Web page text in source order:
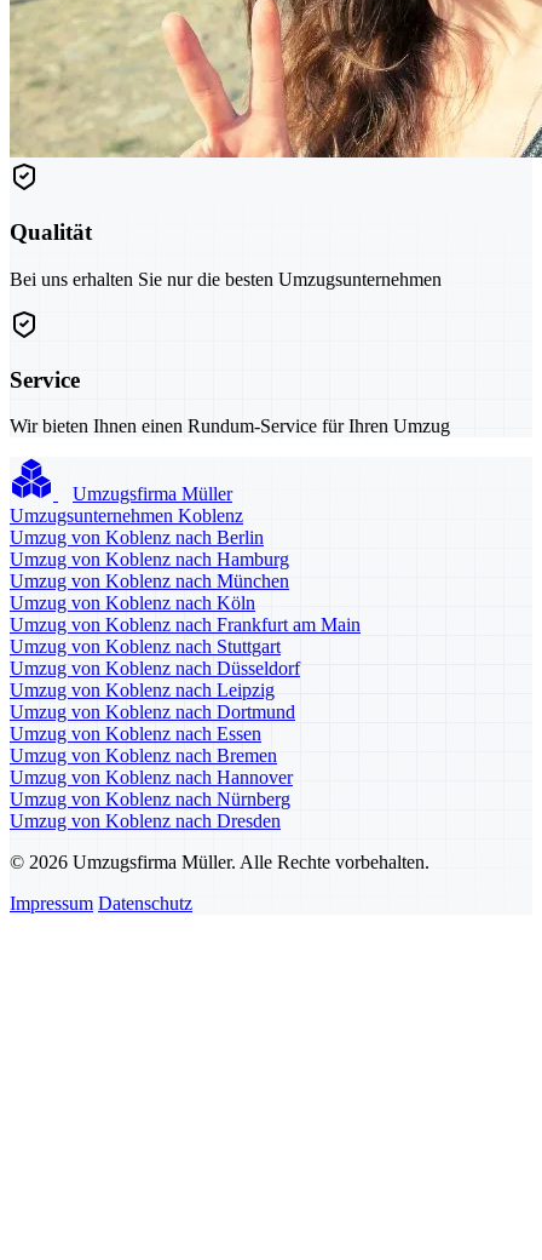
Qualität
Bei uns erhalten Sie nur die besten Umzugsunternehmen
Service
Wir bieten Ihnen einen Rundum-Service für Ihren Umzug
Umzugsfirma Müller
Umzugsunternehmen Koblenz
Umzug von Koblenz nach Berlin
Umzug von Koblenz nach Hamburg
Umzug von Koblenz nach München
Umzug von Koblenz nach Köln
Umzug von Koblenz nach Frankfurt am Main
Umzug von Koblenz nach Stuttgart
Umzug von Koblenz nach Düsseldorf
Umzug von Koblenz nach Leipzig
Umzug von Koblenz nach Dortmund
Umzug von Koblenz nach Essen
Umzug von Koblenz nach Bremen
Umzug von Koblenz nach Hannover
Umzug von Koblenz nach Nürnberg
Umzug von Koblenz nach Dresden
© 2026 Umzugsfirma Müller. Alle Rechte vorbehalten.
Impressum Datenschutz